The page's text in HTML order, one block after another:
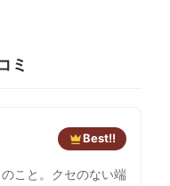
ミ
Best!!
こと。クセのない端